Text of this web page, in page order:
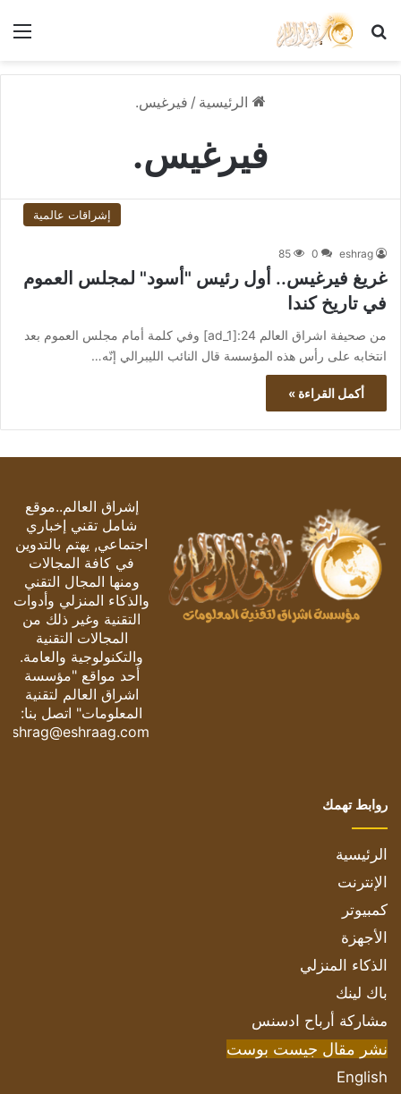
بحث عن
الرئيسية / فيرغيس.
فيرغيس.
إشراقات عالمية
eshrag
0
85
غريغ فيرغيس.. أول رئيس "أسود" لمجلس العموم
في تاريخ كندا
من صحيفة اشراق العالم 24:[ad_1] وفي كلمة أمام مجلس العموم بعد
انتخابه على رأس هذه المؤسسة قال النائب الليبرالي إنّه…
أكمل القراءة »
إشراق العالم..موقع
شامل تقني إخباري
اجتماعي, يهتم بالتدوين
في كافة المجالات
ومنها المجال التقني
والذكاء المنزلي وأدوات
التقنية وغير ذلك من
المجالات التقنية
والتكنولوجية والعامة.
أحد مواقع "مؤسسة
اشراق العالم لتقنية
المعلومات" اتصل بنا:
eshrag@eshraag.com
روابط تهمك
الرئيسية
الإنترنت
كمبيوتر
الأجهزة
الذكاء المنزلي
باك لينك
مشاركة أرباح ادسنس
نشر مقال جيست بوست
English